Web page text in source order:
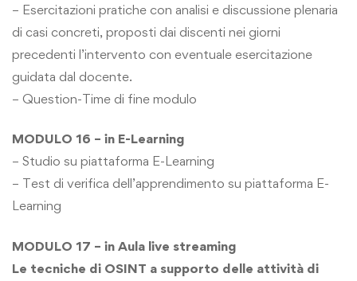
– Esercitazioni pratiche con analisi e discussione plenaria
di casi concreti, proposti dai discenti nei giorni
precedenti l’intervento con eventuale esercitazione
guidata dal docente.
– Question-Time di fine modulo
MODULO 16 – in E-Learning
– Studio su piattaforma E-Learning
– Test di verifica dell’apprendimento su piattaforma E-
Learning
MODULO 17 – in Aula live streaming
Le tecniche di OSINT a supporto delle attività di